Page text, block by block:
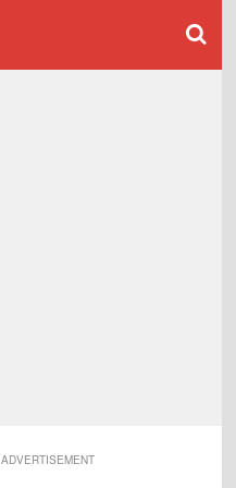
ADVERTISEMENT